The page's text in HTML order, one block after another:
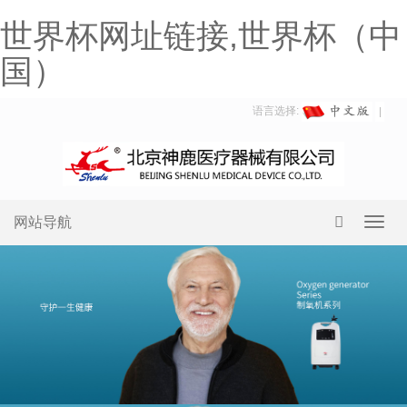
世界杯网址链接,世界杯（中
国）
语言选择:
网站导航